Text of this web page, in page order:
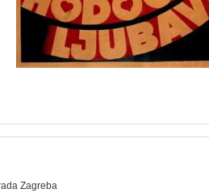
Zagreba